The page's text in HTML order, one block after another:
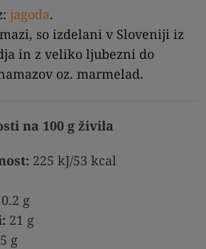
jagoda.
so izdelani v Sloveniji iz
in z veliko ljubezni do
oz. marmelad.
na 100 g živila
225 kJ/53 kcal
g
21 g
g